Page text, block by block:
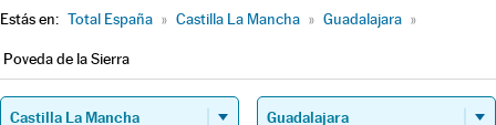
Estás en: Total España » Castilla La Mancha » Guadalajara »
Poveda de la Sierra